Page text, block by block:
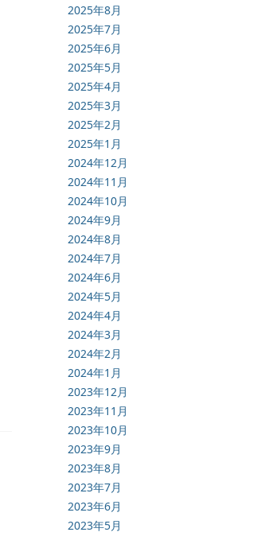
2025年8月
2025年7月
2025年6月
2025年5月
2025年4月
2025年3月
2025年2月
2025年1月
2024年12月
2024年11月
2024年10月
2024年9月
2024年8月
2024年7月
2024年6月
2024年5月
2024年4月
2024年3月
2024年2月
2024年1月
2023年12月
2023年11月
2023年10月
2023年9月
2023年8月
2023年7月
2023年6月
2023年5月